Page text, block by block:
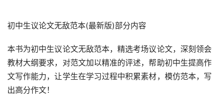
本书为初中生议论文无敌范本，精选考场议论文，深刻领会
教材大纲要求，对范文加以精准的评述，帮助初中生提高作
文写作能力，让学生在学习过程中积累素材，模仿范本，写
出高分作文！